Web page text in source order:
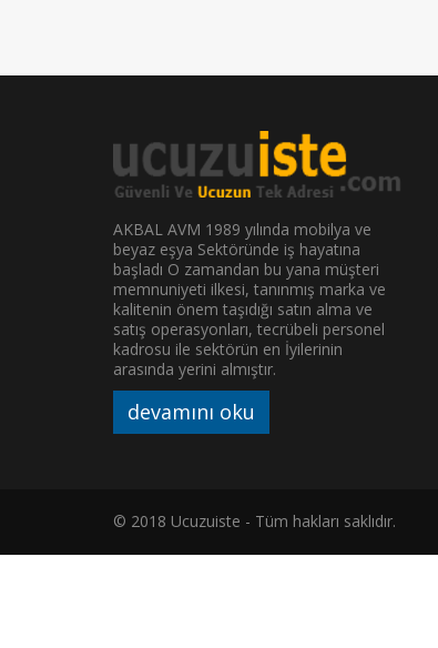
AKBAL AVM 1989 yılında mobilya ve
beyaz eşya Sektöründe iş hayatına
başladı O zamandan bu yana müşteri
memnuniyeti ilkesi, tanınmış marka ve
kalitenin önem taşıdığı satın alma ve
satış operasyonları, tecrübeli personel
kadrosu ile sektörün en İyilerinin
arasında yerini almıştır.
devamını oku
© 2018 Ucuzuiste - Tüm hakları saklıdır.